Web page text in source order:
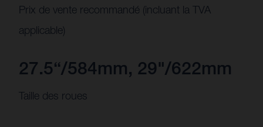
Prix de vente recommandé (incluant la TVA
applicable)
27.5“/584mm, 29"/622mm
Taille des roues